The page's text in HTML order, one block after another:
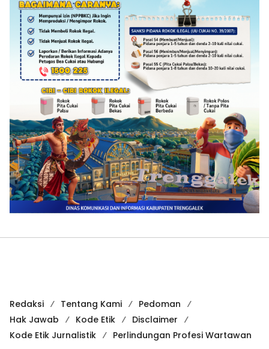
Redaksi Tentang Kami
Pedoman
Hak Jawab
Kode Etik
Disclaimer
Kode Etik Jurnalistik
Perlindungan Profesi Wartawan